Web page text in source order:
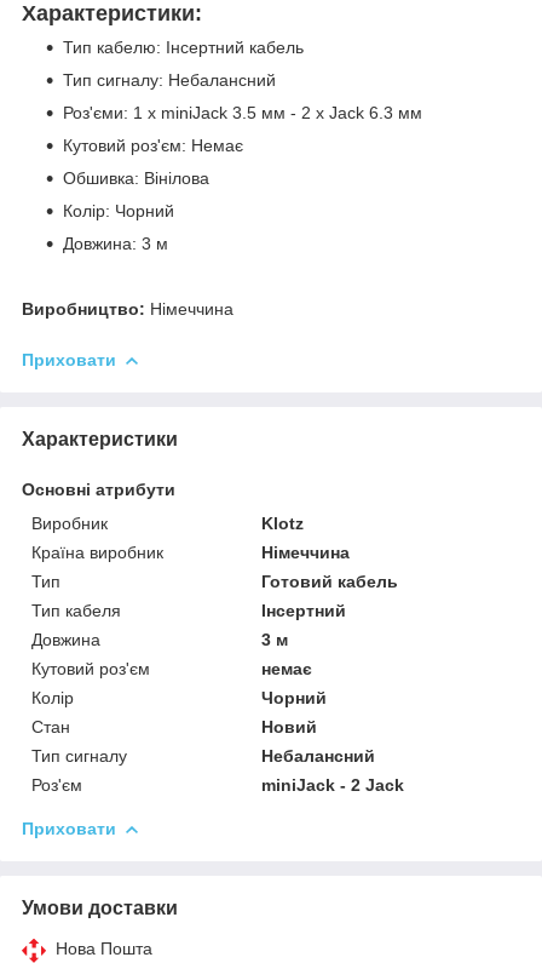
Характеристики:
Тип кабелю: Інсертний кабель
Тип сигналу: Небалансний
Роз'єми: 1 х miniJack 3.5 мм - 2 х Jack 6.3 мм
Кутовий роз'єм: Немає
Обшивка: Вінілова
Колір: Чорний
Довжина: 3 м
Виробництво: Німеччина
Приховати
Характеристики
Основні атрибути
Виробник
Klotz
Країна виробник
Німеччина
Тип
Готовий кабель
Тип кабеля
Інсертний
Довжина
3 м
Кутовий роз'єм
немає
Колір
Чорний
Стан
Новий
Тип сигналу
Небалансний
Роз'єм
miniJack - 2 Jack
Приховати
Умови доставки
Нова Пошта